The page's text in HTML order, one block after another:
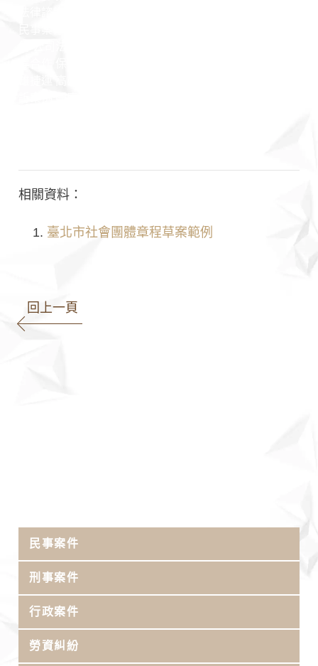
民事案件
刑事案件
行政案件
勞資糾紛
相關資料：
臺北市社會團體章程草案範例
回上一頁